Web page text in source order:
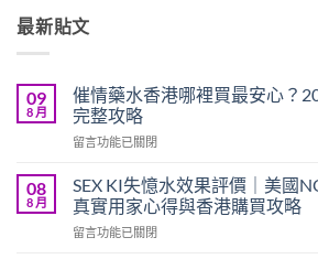
最新貼文
09
8 月
催情藥水香港哪裡買最安心？
完整攻略
在
情
藥
水
香
留言功能已關閉
08
8 月
SEX KI失憶水效果評價｜美國
真實用家心得與香港購買攻略
在
留言功能已關閉